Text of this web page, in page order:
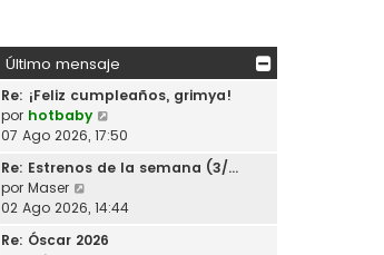
Último mensaje
Re: ¡Feliz cumpleaños, grimya!
por hotbaby
e
ú
t
07 Ago 2026, 17:50
Re: Estrenos de la semana (3/…
por Maser
e
ú
02 Ago 2026, 14:44
Re: Óscar 2026